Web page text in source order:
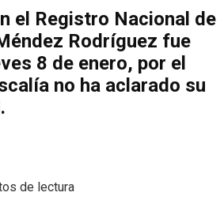
el Registro Nacional de
Rodríguez fue
8 de enero, por el
no ha aclarado su
de lectura